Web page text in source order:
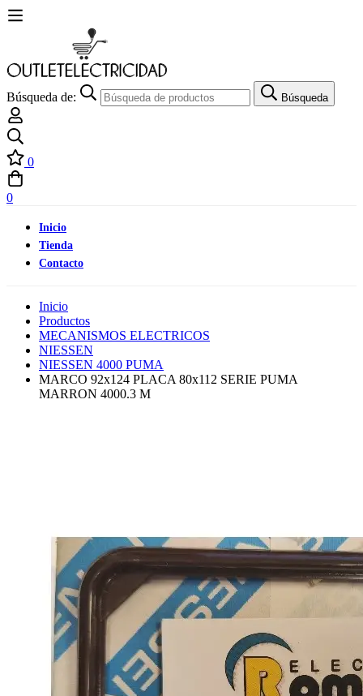
Búsqueda de: Búsqueda
0
0
Inicio
Tienda
Contacto
Inicio
Productos
MECANISMOS ELECTRICOS
NIESSEN
NIESSEN 4000 PUMA
MARCO 92x124 PLACA 80x112 SERIE PUMA
MARRON 4000.3 M